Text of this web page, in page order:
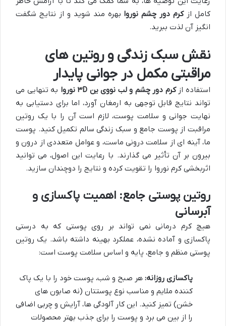
کامل ازکرم دور چشم نوروا بهره مند شوید و از نتایج شگفت
انگیز آن لذت ببرید.
نقش سبک زندگی و روتین های
مراقبتی مکمل در جوانی پایدار
استفاده ازکرم دور چشم و لب نووی ین ۳D نوروا
به تنهایی می
تواند نتایج قابل توجهی به ارمغان آورد، اما برای دستیابی به
نهایت جوانی و سلامت پوست، لازم است آن را با یک روتین
مراقبت از پوست جامع و سبک زندگی سالم تکمیل کنید. پوست
ما، آینه ای از سلامت درونی ماست، و عوامل متعددی از درون و
بیرون بر آن تأثیر می گذارند. با رعایت این اصول، می توانید
اثربخشی کرم نوروا را تقویت کرده و نتایج را دوچندان سازید.
روتین پوستی جامع: اهمیت پاکسازی و
آبرسانی
هیچ کرم درمانی نمی تواند بر روی پوستی که به درستی
پاکسازی و آماده نشده، عملکرد بهینه داشته باشد. یک روتین
پوستی منظم و جامع، پایه و اساس سلامت پوست است:
پاکسازی روزانه: هر صبح و شب، پوست خود را با یک پاک
کننده ملایم و مناسب نوع پوستتان (نه صابون های
خشن) تمیز کنید. این کار آلودگی ها، آرایش و چربی اضافی
را از بین می برد و پوست را برای جذب بهتر محصولات